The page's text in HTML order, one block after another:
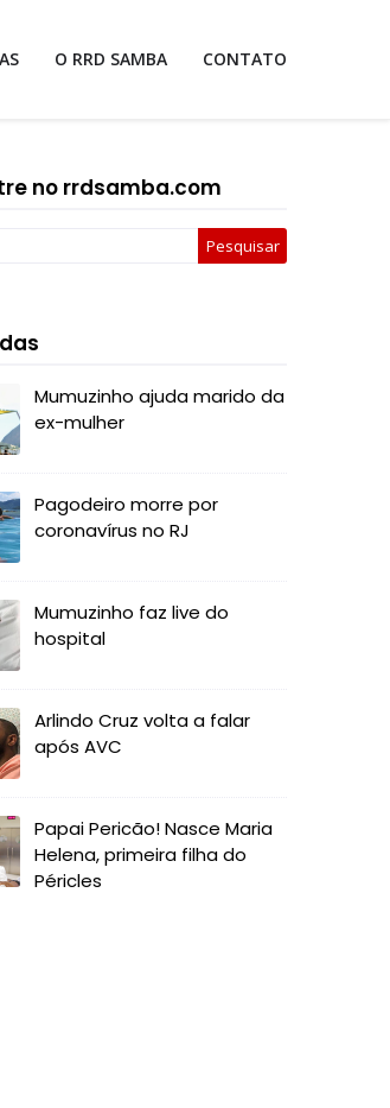
O RRD SAMBA CONTATO
no rrdsamba.com
Mumuzinho ajuda marido da
ex-mulher
Pagodeiro morre por
coronavírus no RJ
Mumuzinho faz live do
hospital
Arlindo Cruz volta a falar
após AVC
Papai Pericão! Nasce Maria
Helena, primeira filha do
Péricles